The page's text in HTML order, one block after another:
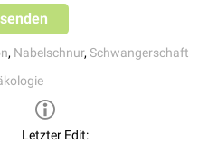
, Nabelschnur, Schwangerschaft
Letzter Edit: